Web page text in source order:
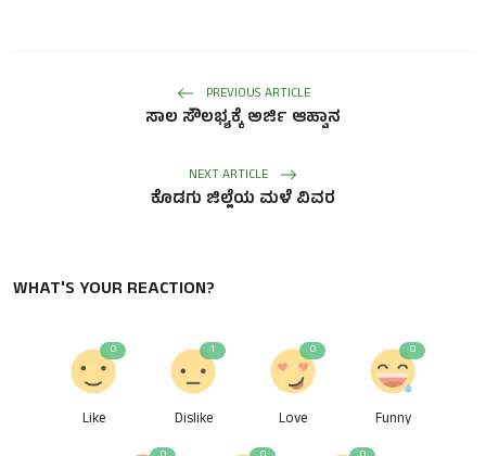
PREVIOUS ARTICLE
ಸಾಲ‌ ಸೌಲಭ್ಯಕ್ಕೆ ಅರ್ಜಿ ಆಹ್ವಾನ
NEXT ARTICLE
ಕೊಡಗು ಜಿಲ್ಲೆಯ ಮಳೆ ವಿವರ
WHAT'S YOUR REACTION?
Like
0
Dislike
1
Love
0
Funny
0